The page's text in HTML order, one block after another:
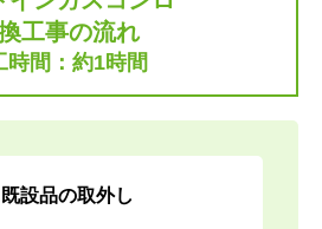
工事の流れ
時間：約1時間
既設品の取外し